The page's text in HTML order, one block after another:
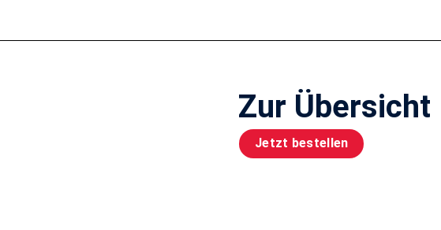
Zur Übersicht
Jetzt bestellen